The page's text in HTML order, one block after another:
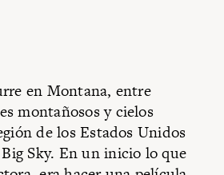
en Montana, entre
montañosos y cielos
de los Estados Unidos
Sky. En un inicio lo que